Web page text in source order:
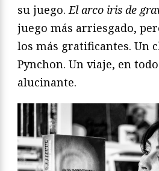
su juego.El arco iris de
juego más arriesgado,
los más gratificantes. Un
Pynchon. Un viaje, en
alucinante.